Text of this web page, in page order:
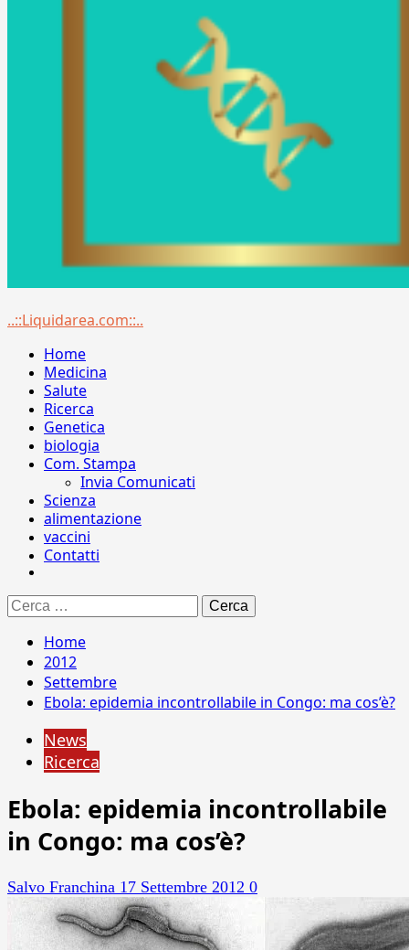
Menu
..::Liquidarea.com::..
Home
Medicina
Salute
Ricerca
Genetica
biologia
Com. Stampa
Invia Comunicati
Scienza
alimentazione
vaccini
Contatti
Ricerca
per:
Home
2012
Settembre
Ebola: epidemia incontrollabile in Congo: ma cos’è?
News
Ricerca
Ebola: epidemia incontrollabile
in Congo: ma cos’è?
Salvo Franchina 17 Settembre 2012 0